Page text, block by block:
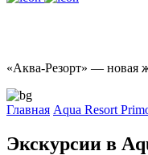
«Аква-Резорт» — новая
Главная Aqua Resort
Экскурсии в